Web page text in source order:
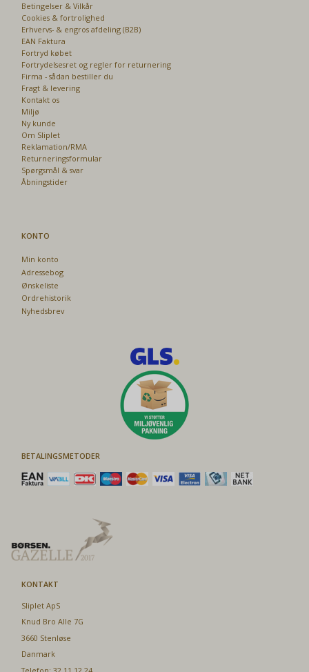
Betingelser & Vilkår
Cookies & fortrolighed
Erhvervs- & engros afdeling (B2B)
EAN Faktura
Fortryd købet
Fortrydelsesret og regler for returnering
Firma - sådan bestiller du
Fragt & levering
Kontakt os
Miljø
Ny kunde
Om Sliplet
Reklamation/RMA
Returneringsformular
Spørgsmål & svar
Åbningstider
KONTO
Min konto
Adressebog
Ønskeliste
Ordrehistorik
Nyhedsbrev
BETALINGSMETODER
KONTAKT
Sliplet ApS
Knud Bro Alle 7G
3660 Stenløse
Danmark
Telefon: 32 11 12 24